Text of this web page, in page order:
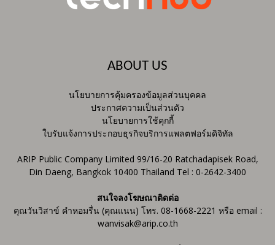
ABOUT US
นโยบายการคุ้มครองข้อมูลส่วนบุคคล
ประกาศความเป็นส่วนตัว
นโยบายการใช้คุกกี้
ใบรับแจ้งการประกอบธุรกิจบริการแพลตฟอร์มดิจิทัล
ARIP Public Company Limited 99/16-20 Ratchadapisek Road,
Din Daeng, Bangkok 10400 Thailand Tel : 0-2642-3400
สนใจลงโฆษณาติดต่อ
คุณวันวิสาข์ คำหอมรื่น (คุณแนน) โทร. 08-1668-2221 หรือ email :
wanvisak@arip.co.th